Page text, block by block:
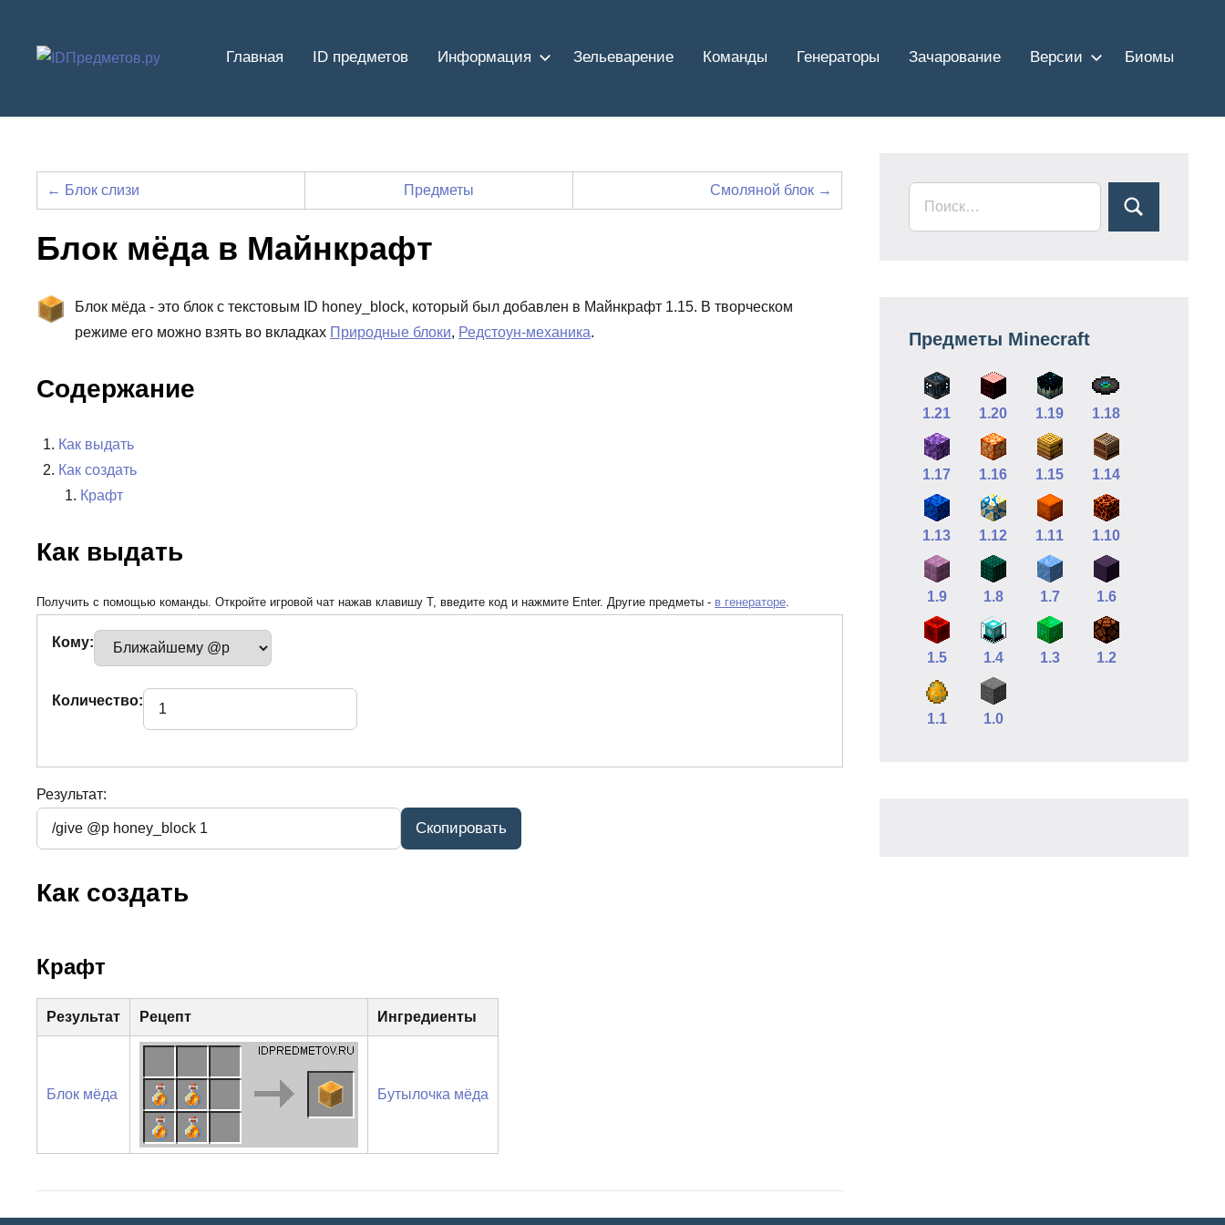
содержимому
Главная ID предметов Информация Зельеварение Команды Генераторы Зачарование Версии Биомы
← Блок слизи Предметы Смоляной блок →
Блок мёда в Майнкрафт
Блок мёда - это блок с текстовым ID honey_block, который был добавлен в Майнкрафт 1.15. В творческом
режиме его можно взять во вкладках Природные блоки, Редстоун-механика.
Содержание
Как выдать
Как создать
Крафт
Как выдать
Получить с помощью команды. Откройте игровой чат нажав клавишу T, введите код и нажмите Enter. Другие предметы - в генераторе
Кому:
Количество:
Результат:
Как создать
Крафт
Результат Рецепт Ингредиенты
Блок мёда Бутылочка мёда
Предметы Minecraft
1.21 1.20 1.19 1.18
1.17 1.16 1.15 1.14
1.13 1.12 1.11 1.10
1.9 1.8 1.7 1.6
1.5 1.4 1.3 1.2
1.1 1.0